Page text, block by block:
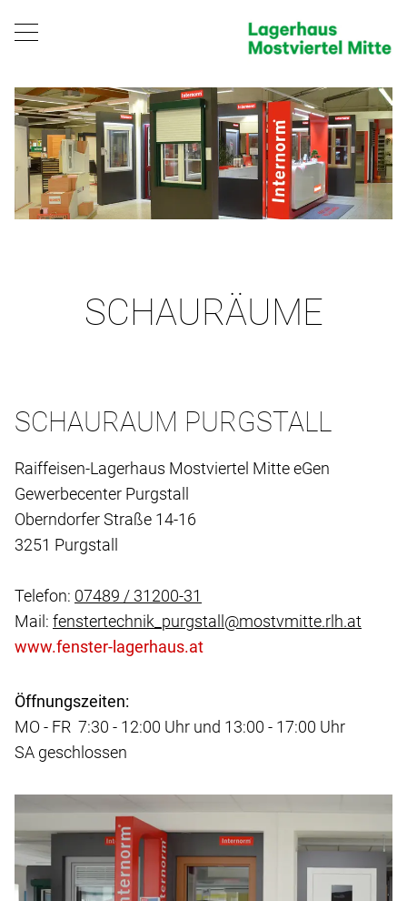
SCHAURÄUME
SCHAURAUM PURGSTALL
Raiffeisen-Lagerhaus Mostviertel Mitte eGen
Gewerbecenter Purgstall
Oberndorfer Straße 14-16
3251 Purgstall
Telefon: 07489 / 31200-31
Mail: fenstertechnik_purgstall@mostvmitte.rlh.at
Öffnungszeiten:
MO - FR 7:30 - 12:00 Uhr und 13:00 - 17:00 Uhr
SA geschlossen